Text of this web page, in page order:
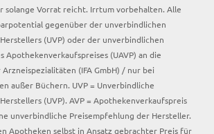
solange Vorrat reicht. Irrtum vorbehalten. Alle
gegenüber der unverbindlichen
(UVP) oder der unverbindlichen
Apothekenverkaufspreises (UAVP) an die
(IFA GmbH) / nur bei
außer Büchern. UVP = Unverbindliche
(UVP). AVP = Apothekenverkaufspreis
unverbindliche Preisempfehlung der Hersteller.
Apotheken selbst in Ansatz gebrachter Preis für